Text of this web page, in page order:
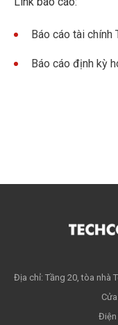
Báo cáo tài chính
Báo cáo định kỳ
Địa chỉ: Tầng 20, tòa nhà
Điện